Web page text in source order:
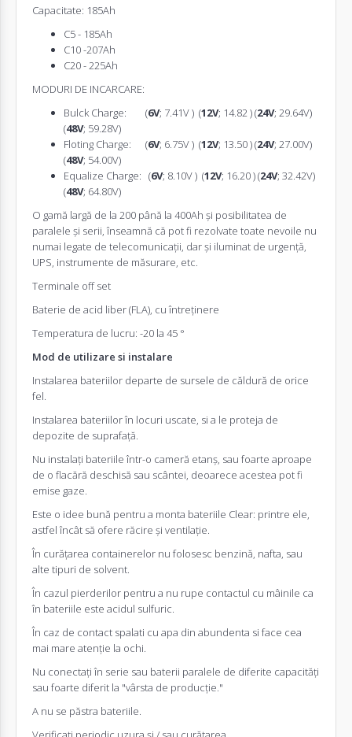
Capacitate: 185Ah
C5 - 185Ah
C10 -207Ah
C20 - 225Ah
MODURI DE INCARCARE:
Bulck Charge: (6V; 7.41V ) (12V; 14.82 ) (24V; 29.64V)
(48V; 59.28V)
Floting Charge: (6V; 6.75V ) (12V; 13.50 ) (24V; 27.00V)
(48V; 54.00V)
Equalize Charge: (6V; 8.10V ) (12V; 16.20 ) (24V; 32.42V)
(48V; 64.80V)
O gamă largă de la 200 până la 400Ah și posibilitatea de
paralele și serii, înseamnă că pot fi rezolvate toate nevoile nu
numai legate de telecomunicații, dar și iluminat de urgență,
UPS, instrumente de măsurare, etc.
Terminale off set
Baterie de acid liber (FLA), cu întreținere
Temperatura de lucru: -20 la 45 °
Mod de utilizare si instalare
Instalarea bateriilor departe de sursele de căldură de orice
fel.
Instalarea bateriilor în locuri uscate, si a le proteja de
depozite de suprafață.
Nu instalați bateriile într-o cameră etanș, sau foarte aproape
de o flacără deschisă sau scântei, deoarece acestea pot fi
emise gaze.
Este o idee bună pentru a monta bateriile Clear: printre ele,
astfel încât să ofere răcire și ventilație.
În curățarea containerelor nu folosesc benzină, nafta, sau
alte tipuri de solvent.
În cazul pierderilor pentru a nu rupe contactul cu mâinile ca
în bateriile este acidul sulfuric.
În caz de contact spalati cu apa din abundenta si face cea
mai mare atenție la ochi.
Nu conectați în serie sau baterii paralele de diferite capacități
sau foarte diferit la "vârsta de producție."
A nu se păstra bateriile.